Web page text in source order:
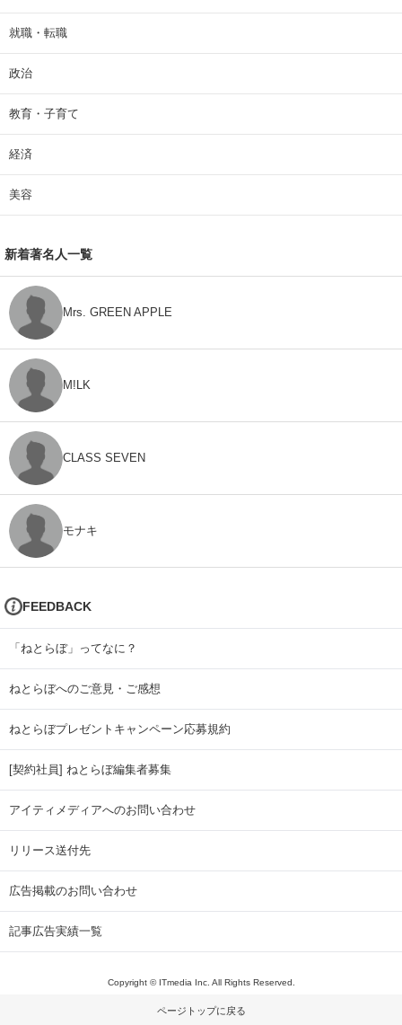
就職・転職
政治
教育・子育て
経済
美容
新着著名人一覧
Mrs. GREEN APPLE
M!LK
CLASS SEVEN
モナキ
FEEDBACK
「ねとらぼ」ってなに？
ねとらぼへのご意見・ご感想
ねとらぼプレゼントキャンペーン応募規約
[契約社員] ねとらぼ編集者募集
アイティメディアへのお問い合わせ
リリース送付先
広告掲載のお問い合わせ
記事広告実績一覧
Copyright © ITmedia Inc. All Rights Reserved.
ページトップに戻る